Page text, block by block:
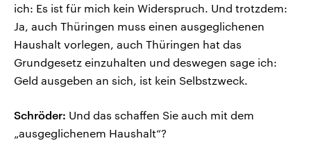
ich: Es ist für mich kein Widerspruch. Und trotzdem:
Ja, auch Thüringen muss einen ausgeglichenen
Haushalt vorlegen, auch Thüringen hat das
Grundgesetz einzuhalten und deswegen sage ich:
Geld ausgeben an sich, ist kein Selbstzweck.
Schröder: Und das schaffen Sie auch mit dem
„ausgeglichenem Haushalt“?